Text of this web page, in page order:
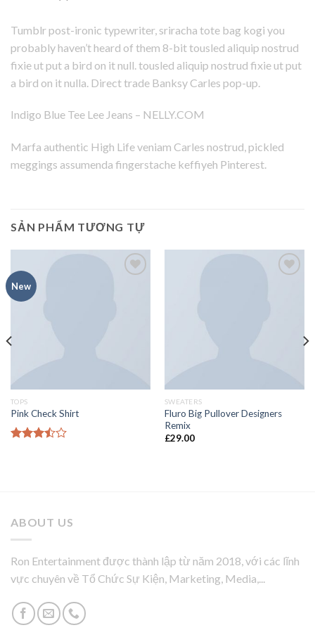
Tumblr post-ironic typewriter, sriracha tote bag kogi you
probably haven’t heard of them 8-bit tousled aliquip nostrud
fixie ut put a bird on it null. tousled aliquip nostrud fixie ut put
a bird on it nulla. Direct trade Banksy Carles pop-up.
Indigo Blue Tee Lee Jeans – NELLY.COM
Marfa authentic High Life veniam Carles nostrud, pickled
meggings assumenda fingerstache keffiyeh Pinterest.
SẢN PHẨM TƯƠNG TỰ
New
TOPS
Pink Check Shirt
SWEATERS
Fluro Big Pullover Designers
Remix
£29.00
ABOUT US
Ron Entertainment được thành lập từ năm 2018, với các lĩnh
vực chuyên về Tổ Chức Sự Kiện, Marketing, Media,...